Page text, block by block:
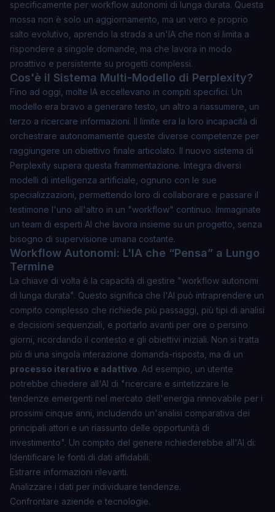
specificamente per workflow autonomi di lunga durata. Questa
mossa non è solo un aggiornamento, ma un vero e proprio
salto evolutivo, aprendo la strada a un'IA che non si limita a
rispondere a singole domande, ma che lavora in modo
proattivo e persistente su progetti complessi.
Cos'è il Sistema Multi-Modello di Perplexity?
Fino ad oggi, molte IA eccellevano in compiti specifici. Un
modello era bravo a generare testo, un altro a riassumere, un
terzo a ricercare informazioni. Il limite era la loro incapacità di
orchestrare autonomamente queste diverse competenze per
raggiungere un obiettivo finale articolato. Il nuovo sistema di
Perplexity supera questa frammentazione. Integra diversi
modelli di intelligenza artificiale, ognuno con le sue
specializzazioni, permettendo loro di collaborare e passare il
testimone l'uno all'altro in un "workflow" continuo. Immaginate
un team di esperti AI che lavora insieme su un progetto, senza
bisogno di supervisione umana costante.
Workflow Autonomi: L'IA che “Pensa” a Lungo
Termine
La chiave di volta è la capacità di gestire "workflow autonomi
di lunga durata". Questo significa che l'AI può intraprendere un
compito complesso che richiede più passaggi, più tipi di analisi
e decisioni sequenziali, e portarlo avanti per ore o persino
giorni, ricordando il contesto e gli obiettivi iniziali. Non si tratta
più di una singola interazione domanda-risposta, ma di un
processo iterativo e adattivo. Ad esempio, un utente
potrebbe chiedere all'AI di "ricercare e sintetizzare le
tendenze emergenti nel mercato dell'energia rinnovabile per i
prossimi cinque anni, includendo un'analisi comparativa dei
principali attori e un riassunto delle opportunità di
investimento". Un compito del genere richiederebbe all'AI di:
Identificare le fonti di dati affidabili.
Estrarre informazioni rilevanti.
Analizzare i dati per individuare tendenze.
Confrontare aziende e tecnologie.